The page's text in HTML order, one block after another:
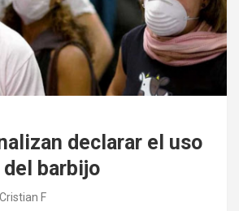
declarar el uso
barbijo
Cristian F